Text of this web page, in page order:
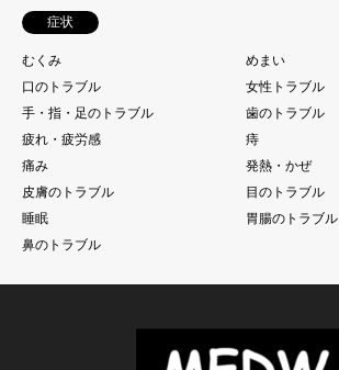
症状
むくみ
めまい
口のトラブル
女性トラブル
手・指・足のトラブル
歯のトラブル
疲れ・疲労感
痔
痛み
発熱・かぜ
皮膚のトラブル
目のトラブル
睡眠
胃腸のトラブル
鼻のトラブル